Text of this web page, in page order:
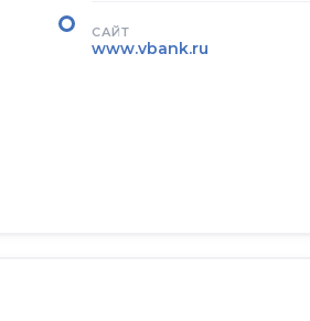
САЙТ
www.vbank.ru